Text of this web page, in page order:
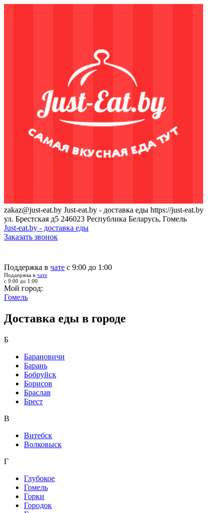
zakaz@just-eat.by Just-eat.by - доставка еды https://just-eat.by
ул. Брестская д5 246023 Республика Беларусь, Гомель
Just-eat.by - доставка еды
Заказать звонок
Поддержка в чате с 9:00 до 1:00
Поддержка в чате
с 9:00 до 1:00
Мой город:
Гомель
Доставка еды в городе
Б
Барановичи
Барань
Бобруйск
Борисов
Браслав
Брест
В
Витебск
Волковыск
Г
Глубокое
Гомель
Горки
Городок